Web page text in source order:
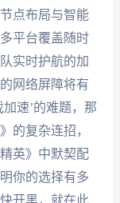
点布局与智能
平台覆盖随时
实时护航的加
网络屏障将有
速’的难题，那
的复杂连招，
英》中默契配
你的选择有多